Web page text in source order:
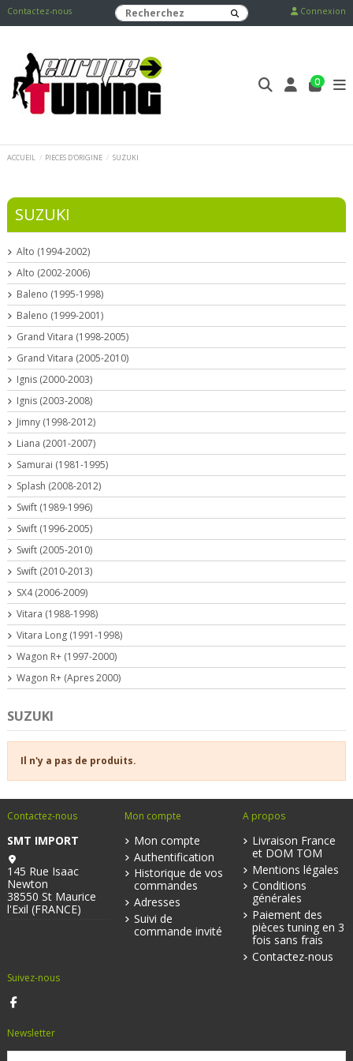
Contactez-nous Connexion
0
ACCUEIL PIECES D'ORIGINE SUZUKI
SUZUKI
Il n'y a pas de produits.
SUZUKI
Alto (1994-2002)
Alto (2002-2006)
Baleno (1995-1998)
Baleno (1999-2001)
Grand Vitara (1998-2005)
Grand Vitara (2005-2010)
Ignis (2000-2003)
Ignis (2003-2008)
Jimny (1998-2012)
Liana (2001-2007)
Samurai (1981-1995)
Splash (2008-2012)
Swift (1989-1996)
Swift (1996-2005)
Swift (2005-2010)
Swift (2010-2013)
SX4 (2006-2009)
Vitara (1988-1998)
Vitara Long (1991-1998)
Wagon R+ (1997-2000)
Wagon R+ (Apres 2000)
Contactez-nous
SMT IMPORT
145 Rue Isaac
Newton
38550 St Maurice
l'Exil (FRANCE)
Mon compte
Mon compte
Authentification
Historique de vos
commandes
Adresses
Suivi de
commande invité
A propos
Livraison France
et DOM TOM
Mentions légales
Conditions
générales
Paiement des
pièces tuning en 3
fois sans frais
Contactez-nous
Suivez-nous
Newsletter